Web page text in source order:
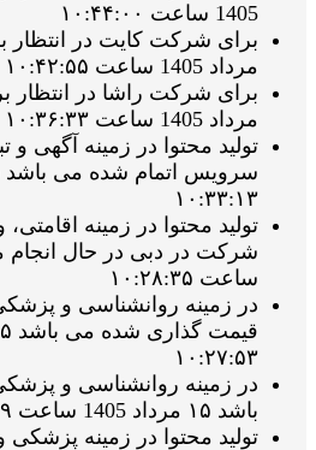
1405 ساعت ۱۰:۴۴:۰۰
مرداد 1405 ساعت ۱۰:۴۲:۵۵
مرداد 1405 ساعت ۱۰:۳۶:۳۳
تولید محتوا در زمینه آگهی
۱۰:۳۳:۱۳
تولید محتوا در زمینه
ساعت ۱۰:۲۸:۳۵
۱۰:۲۷:۵۳
باشد ۱۵ مرداد 1405 ساعت ۱۰:۲۶:۳۹
تولید محتوا در زمینه